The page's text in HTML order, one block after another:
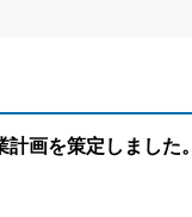
画を策定しました。